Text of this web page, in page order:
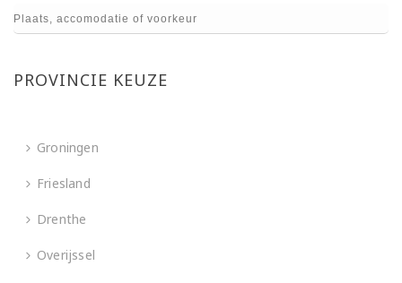
PROVINCIE KEUZE
Groningen
Friesland
Drenthe
Overijssel